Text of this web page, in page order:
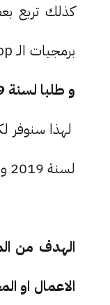
كذلك تربع
برمجيات الـ Desktop، كل هذه الفوضى التقنية و الرقمية تحيلنا الى طرح السؤال الأهم :
و طلبا لسنة 2019 بناءً على محور العرض و الطلب ؟
لهذا سنوفر
لسنة 2019 و سنوفر إن أمكن أيضا بعض الروابط لتعلم و إحتراف هذه التقنيات.
الهدف من
الاعمال او